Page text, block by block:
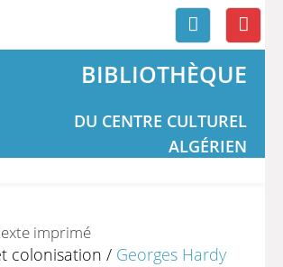
BIBLIOTHÈQUE
DU CENTRE CULTUREL
ALGÉRIEN
colonisation / Georges Hardy